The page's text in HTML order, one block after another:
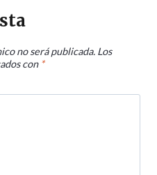
no será publicada. Los
con *